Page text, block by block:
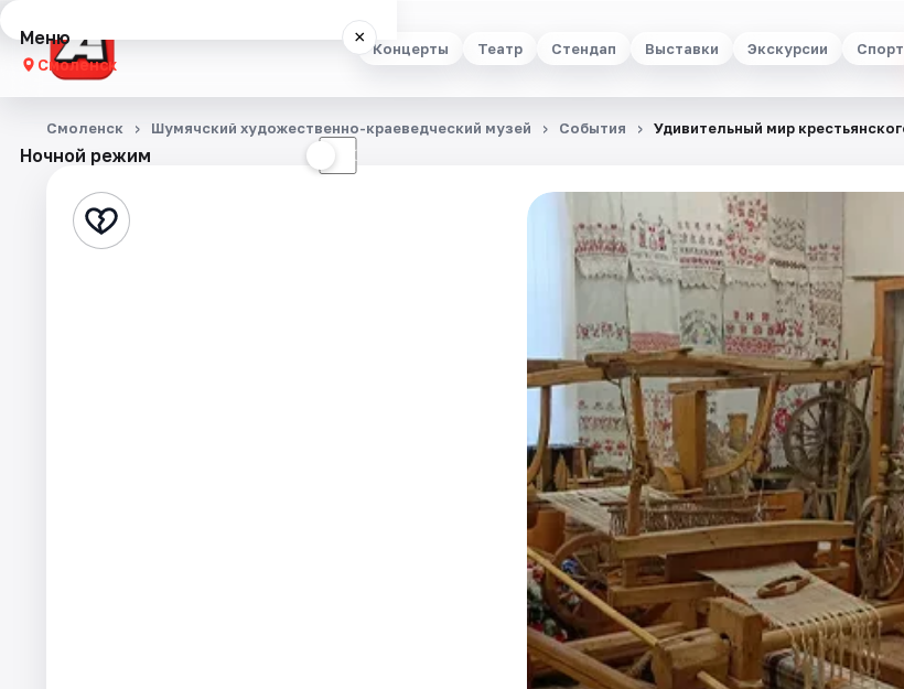
Концерты Театр Стендап Выставки Экскурсии Спорт
Меню ×
Смоленск
Концерты
Стендап
Ночной режим ☾
Смоленск Шумячский художественно-краеведческий музей События Удивительный мир